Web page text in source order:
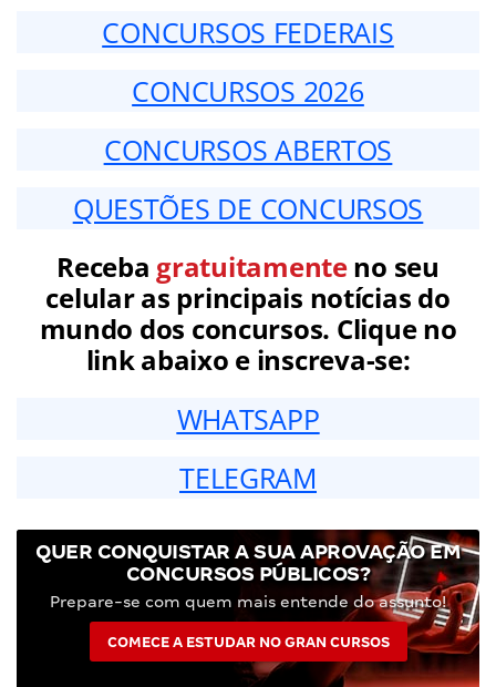
CONCURSOS FEDERAIS
CONCURSOS 2026
CONCURSOS ABERTOS
QUESTÕES DE CONCURSOS
Receba gratuitamenteno seu
celular as principais notícias do
mundo dos concursos. Clique no
link abaixo e inscreva-se:
WHATSAPP
TELEGRAM
QUER CONQUISTAR A SUA APROVAÇÃO EM
CONCURSOS PÚBLICOS?
Prepare-se com quem mais entende do assunto!
COMECE A ESTUDAR NO GRAN CURSOS